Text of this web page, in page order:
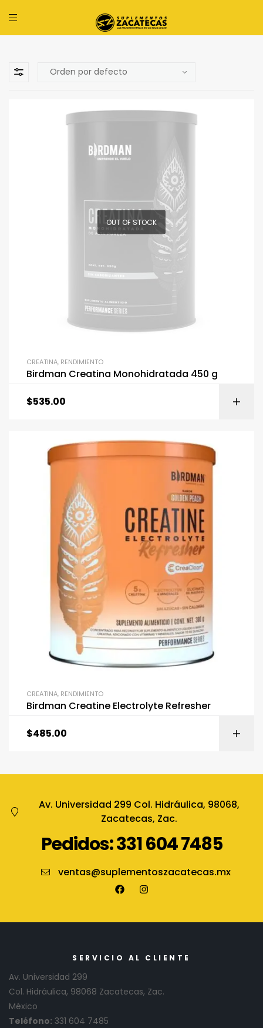
OUT OF STOCK
CREATINA, RENDIMIENTO
Birdman Creatina Monohidratada 450 g
$535.00
CREATINA, RENDIMIENTO
Birdman Creatine Electrolyte Refresher
$485.00
Av. Universidad 299 Col. Hidráulica, 98068,
Zacatecas, Zac.
Pedidos: 331 604 7485
ventas@suplementoszacatecas.mx
SERVICIO AL CLIENTE
Av. Universidad 299
Col. Hidráulica, 98068 Zacatecas, Zac.
México
Teléfono: 331 604 7485